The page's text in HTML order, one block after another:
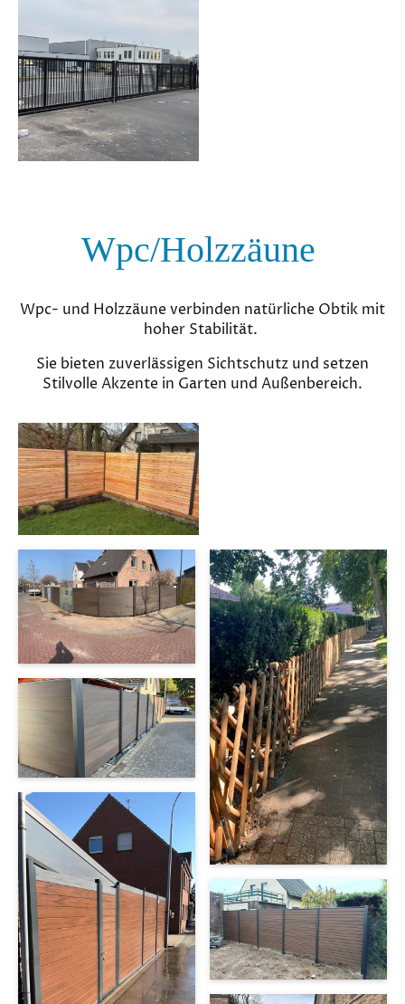
Wpc/Holzzäune
Wpc- und Holzzäune verbinden natürliche Obtik mit
hoher Stabilität.
Sie bieten zuverlässigen Sichtschutz und setzen
Stilvolle Akzente in Garten und Außenbereich.